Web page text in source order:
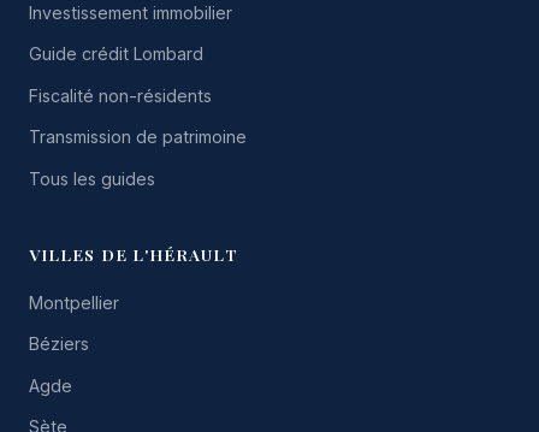
Investissement immobilier
Guide crédit Lombard
Fiscalité non-résidents
Transmission de patrimoine
Tous les guides
VILLES DE L'HÉRAULT
Montpellier
Béziers
Agde
Sète